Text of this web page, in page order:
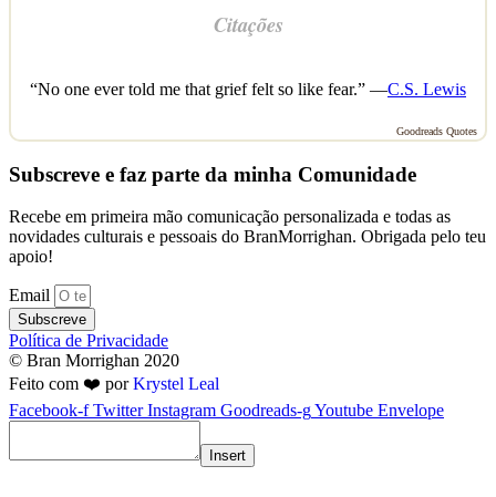
Citações
“No one ever told me that grief felt so like fear.” —C.S. Lewis
Goodreads Quotes
Subscreve e faz parte da minha Comunidade
Recebe em primeira mão comunicação personalizada e todas as
novidades culturais e pessoais do BranMorrighan. Obrigada pelo teu
apoio!
Email
Subscreve
Política de Privacidade
© Bran Morrighan 2020
Feito com ❤️ porKrystel Leal
Facebook-f Twitter Instagram Goodreads-gYoutube Envelope
Insert